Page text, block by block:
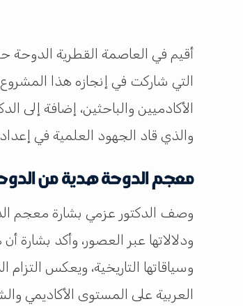
أقيم في العاصمة القطرية الدوحة
التي شاركت في إنجازه هذا
الأكادميين والباحثين، إضافة إلى
والذي قاد الجهود العلمية في
معجم الدوحة هدية من
وصف الدكتور عزمي بشارة معجم
ودلالاتها عبر العصور، وأكد بشارة
وسياقاتها التاريخية، ويعكس
العربية على المستوى الأكاديمي